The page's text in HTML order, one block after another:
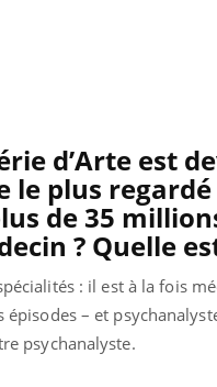
d’Arte est
le plus
de 35
? Quelle
: il est à la fois
épisodes – et
psychanalyste.
écrans en vacances